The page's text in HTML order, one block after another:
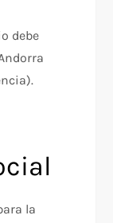
debe
la